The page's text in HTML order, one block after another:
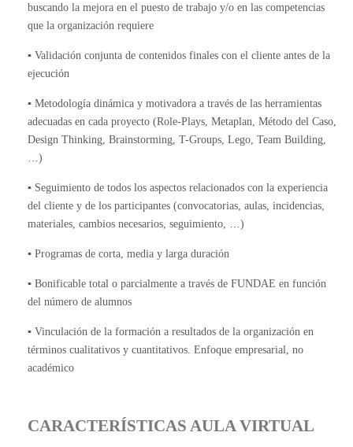
buscando la mejora en el puesto de trabajo y/o en las competencias
que la organización requiere
▪️ Validación conjunta de contenidos finales con el cliente antes de la
ejecución
▪️ Metodología dinámica y motivadora a través de las herramientas
adecuadas en cada proyecto (Role-Plays, Metaplan, Método del Caso,
Design Thinking, Brainstorming, T-Groups, Lego, Team Building,
…)
▪️ Seguimiento de todos los aspectos relacionados con la experiencia
del cliente y de los participantes (convocatorias, aulas, incidencias,
materiales, cambios necesarios, seguimiento, …)
▪️ Programas de corta, media y larga duración
▪️ Bonificable total o parcialmente a través de FUNDAE en función
del número de alumnos
▪️ Vinculación de la formación a resultados de la organización en
términos cualitativos y cuantitativos. Enfoque empresarial, no
académico
CARACTERÍSTICAS AULA VIRTUAL